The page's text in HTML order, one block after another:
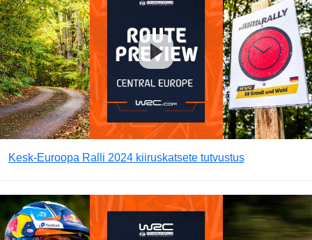
Kesk-Euroopa Ralli 2024 kiiruskatsete tutvustus